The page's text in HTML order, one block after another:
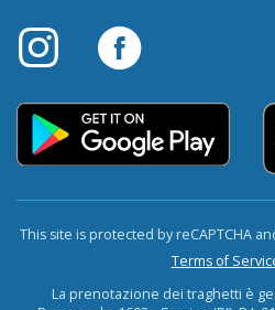
This site is protected by reCAPTCHA
Terms of
La prenotazione dei traghetti è